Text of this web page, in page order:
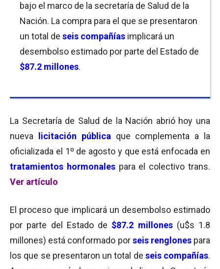
bajo el marco de la secretaría de Salud de la
Nación. La compra para el que se presentaron
un total de seis compañías implicará un
desembolso estimado por parte del Estado de
$87.2 millones.
La Secretaría de Salud de la Nación abrió hoy una
nueva
licitación pública que complementa a la
oficializada el 1º de agosto y que está enfocada en
tratamientos hormonales para el colectivo trans.
Ver artículo
El proceso que implicará un desembolso estimado
por parte del Estado de $87.2 millones(u$s 1.8
millones) está conformado porseis renglonespara
los que se presentaron un total de seiscompañías.